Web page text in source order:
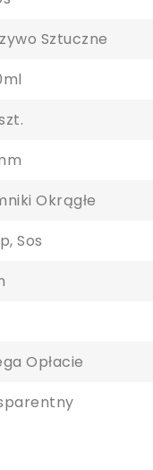
Sztuczne
Okrągłe
Sos
Opłacie
się zalogować.
Zaloguj się